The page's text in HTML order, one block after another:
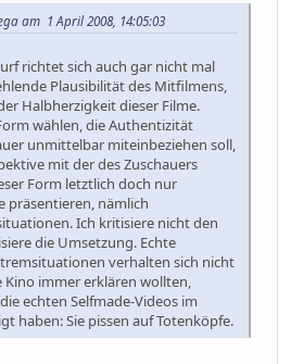
am 1 April 2008, 14:05:03
richtet sich auch gar nicht mal
Plausibilität des Mitfilmens,
Halbherzigkeit dieser Filme.
wählen, die Authentizität
unmittelbar miteinbeziehen soll,
mit der des Zuschauers
Form letztlich doch nur
präsentieren, nämlich
Ich kritisiere nicht den
die Umsetzung. Echte
verhalten sich nicht
Kino immer erklären wollten,
echten Selfmade-Videos im
haben: Sie pissen auf Totenköpfe.